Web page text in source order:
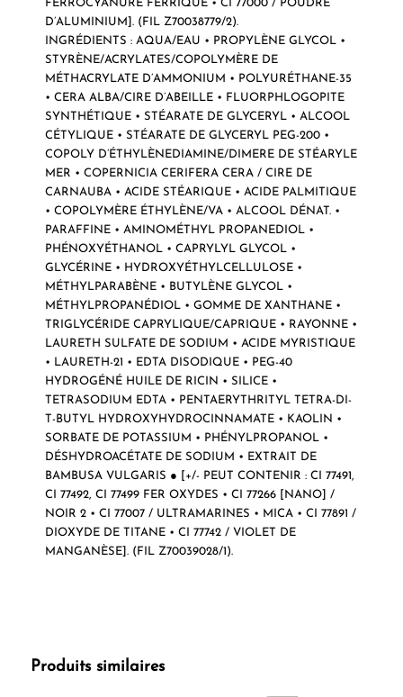
FERROCYANURE FERRIQUE • CI 77000 / POUDRE
D’ALUMINIUM]. (FIL Z70038779/2).
INGRÉDIENTS : AQUA/EAU • PROPYLÈNE GLYCOL •
STYRÈNE/ACRYLATES/COPOLYMÈRE DE
MÉTHACRYLATE D’AMMONIUM • POLYURÉTHANE-35
• CERA ALBA/CIRE D’ABEILLE • FLUORPHLOGOPITE
SYNTHÉTIQUE • STÉARATE DE GLYCERYL • ALCOOL
CÉTYLIQUE • STÉARATE DE GLYCERYL PEG-200 •
COPOLY D’ÉTHYLÈNEDIAMINE/DIMERE DE STÉARYLE
MER • COPERNICIA CERIFERA CERA / CIRE DE
CARNAUBA • ACIDE STÉARIQUE • ACIDE PALMITIQUE
• COPOLYMÈRE ÉTHYLÈNE/VA • ALCOOL DÉNAT. •
PARAFFINE • AMINOMÉTHYL PROPANEDIOL •
PHÉNOXYÉTHANOL • CAPRYLYL GLYCOL •
GLYCÉRINE • HYDROXYÉTHYLCELLULOSE •
MÉTHYLPARABÈNE • BUTYLÈNE GLYCOL •
MÉTHYLPROPANÉDIOL • GOMME DE XANTHANE •
TRIGLYCÉRIDE CAPRYLIQUE/CAPRIQUE • RAYONNE •
LAURETH SULFATE DE SODIUM • ACIDE MYRISTIQUE
• LAURETH-21 • EDTA DISODIQUE • PEG-40
HYDROGÉNÉ HUILE DE RICIN • SILICE •
TETRASODIUM EDTA • PENTAERYTHRITYL TETRA-DI-
T-BUTYL HYDROXYHYDROCINNAMATE • KAOLIN •
SORBATE DE POTASSIUM • PHÉNYLPROPANOL •
DÉSHYDROACÉTATE DE SODIUM • EXTRAIT DE
BAMBUSA VULGARIS ● [+/- PEUT CONTENIR : CI 77491,
CI 77492, CI 77499 FER OXYDES • CI 77266 [NANO] /
NOIR 2 • CI 77007 / ULTRAMARINES • MICA • CI 77891 /
DIOXYDE DE TITANE • CI 77742 / VIOLET DE
MANGANÈSE]. (FIL Z70039028/1).
Produits similaires